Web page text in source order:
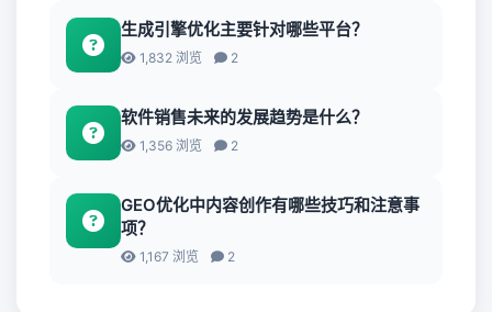
生成引擎优化主要针对哪些平台？
1,832 浏览 2
软件销售未来的发展趋势是什么？
1,356 浏览 2
GEO优化中内容创作有哪些技巧和注意事
项？
1,167 浏览 2